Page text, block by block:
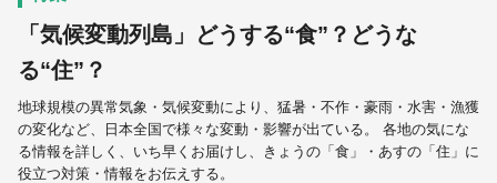
「気候変動列島」どうする“食”？どうな
る“住”？
地球規模の異常気象・気候変動により、猛暑・不作・豪雨・水害・漁獲
の変化など、日本全国で様々な変動・影響が出ている。 各地の気にな
る情報を詳しく、いち早くお届けし、きょうの「食」・あすの「住」に
役立つ対策・情報をお伝えする。